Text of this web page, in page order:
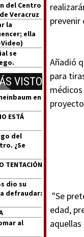
del Centro
Veracruz
la
ella
se
VISTO
en
ESTÁ
del
¿Se
TENTACIÓN
dio su
defraudar:
al
prevenir
Añadió
para
"Se
edad,